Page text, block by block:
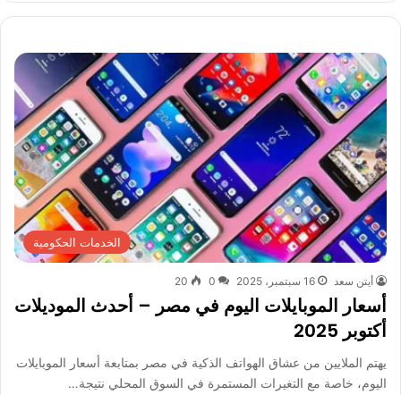
الخدمات الحكومية
أيتن سعد 16 سبتمبر، 2025 0
20
أسعار الموبايلات اليوم في مصر – أحدث الموديلات
أكتوبر 2025
يهتم الملايين من عشاق الهواتف الذكية في مصر بمتابعة أسعار الموبايلات
اليوم، خاصة مع التغيرات المستمرة في السوق المحلي نتيجة…